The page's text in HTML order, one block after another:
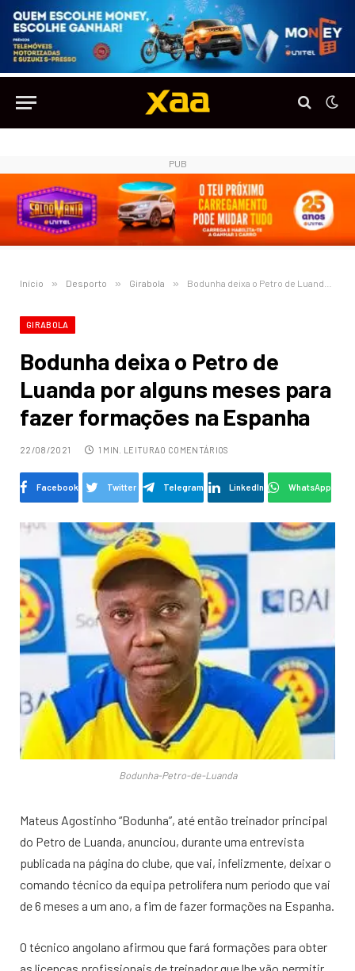
PUB
Início » Desporto » Girabola » Bodunha deixa o Petro de Luanda por alguns meses para fazer formações na Espanha
GIRABOLA
Bodunha deixa o Petro de
Luanda por alguns meses para
fazer formações na Espanha
22/08/2021 1 MIN. LEITURA0 COMENTÁRIOS
Facebook Twitter Telegram LinkedIn WhatsApp
Bodunha-Petro-de-Luanda
Mateus Agostinho “Bodunha”, até então treinador principal
do Petro de Luanda, anunciou, durante uma entrevista
publicada na página do clube, que vai, infelizmente, deixar o
comando técnico da equipa petrolífera num período que vai
de 6 meses a um ano, a fim de fazer formações na Espanha.
O técnico angolano afirmou que fará formações para obter
as licenças profissionais de treinador que lhe vão permitir